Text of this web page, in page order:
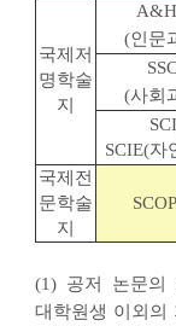
국제저
명학술
지
(인문
(사회
SCIE(자
국제전
문학술
지
(1) 공저 논문의
대학원생 이외의